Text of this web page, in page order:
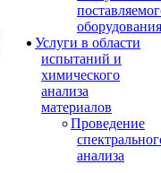
оборудования
Услуги в области
испытаний и
химического
анализа
материалов
Проведение
анализа